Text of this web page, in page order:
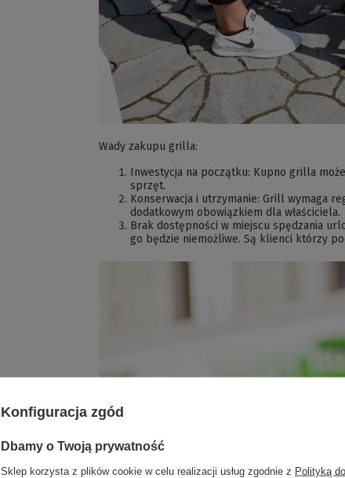
Wady zakupu grilla:
Inwestycja na początku: Kupno grilla
sprzęt.
Konserwacja i utrzymanie: Grill wymaga
dodatkowym obowiązkiem dla właściciela.
Brak dostępności w miejscu spędzania
go będzie niemożliwe. Są klienci którzy
Konfiguracja zgód
Dbamy o Twoją prywatność
Sklep korzysta z plików cookie w celu realizacji usług zgodnie z Polityką